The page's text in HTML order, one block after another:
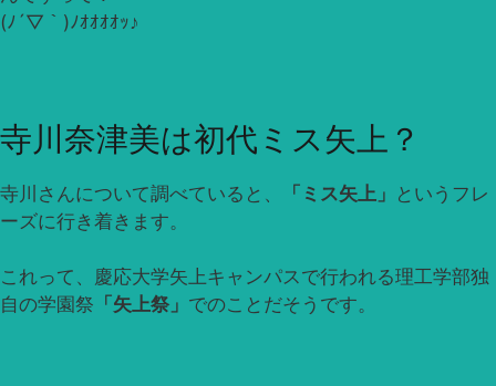
(ﾉ´▽｀)ﾉｵｵｵｵｯ♪
寺川奈津美は初代ミス矢上？
寺川さんについて調べていると、 「ミス矢上」 というフレ
ーズに行き着きます。
これって、慶応大学矢上キャンパスで行われる理工学部独
自の学園祭 「矢上祭」 でのことだそうです。